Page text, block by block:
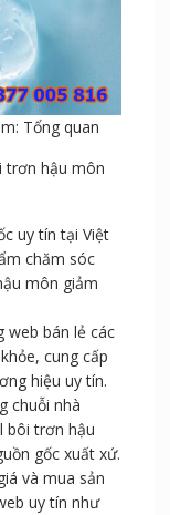
Tổng quan
trơn hậu môn
uy tín tại Việt
chăm sóc
môn giảm
web bán lẻ các
cung cấp
hiệu uy tín.
chuỗi nhà
bôi trơn hậu
gốc xuất xứ.
và mua sản
uy tín như